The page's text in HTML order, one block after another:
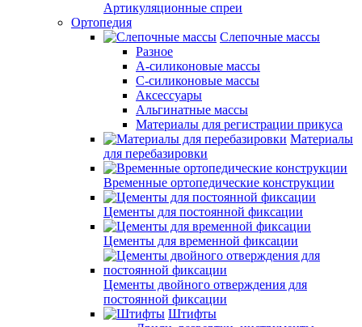
Артикуляционные спреи
Ортопедия
Слепочные массы
Разное
А-силиконовые массы
С-силиконовые массы
Аксессуары
Альгинатные массы
Материалы для регистрации прикуса
Материалы
для перебазировки
Временные ортопедические конструкции
Цементы для постоянной фиксации
Цементы для временной фиксации
Цементы двойного отверждения для
постоянной фиксации
Штифты